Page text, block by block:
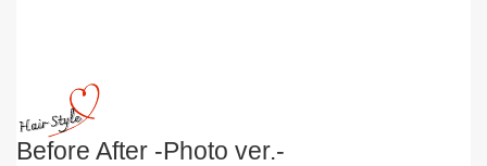
Before After -Photo ver.-